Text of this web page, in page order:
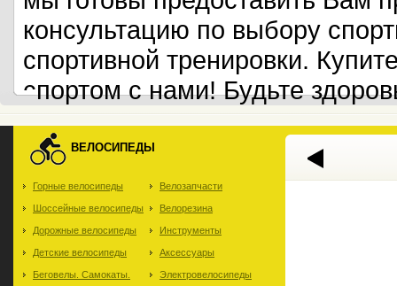
консультацию по выбору
спортивной тренировки.
спортом с нами! Будьте
ВЕЛОСИПЕДЫ
Горные велосипеды
Шоссейные велосипеды
Дорожные велосипеды
Детские велосипеды
Беговелы. Самокаты.
Велозапчасти
Велорезина
Инструменты
Аксессуары
Электровелосипеды